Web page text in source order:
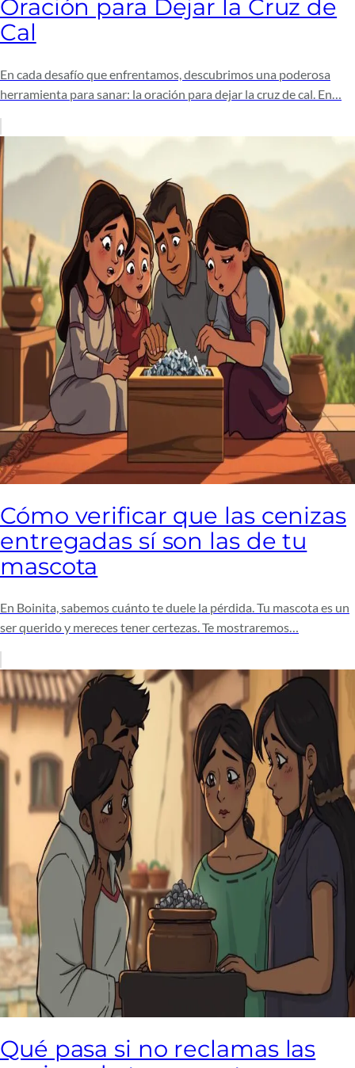
Oración para Dejar la Cruz de
Cal
En cada desafío que enfrentamos, descubrimos una poderosa
herramienta para sanar: la oración para dejar la cruz de cal. En…
Cómo verificar que las cenizas
entregadas sí son las de tu
mascota
En Boinita, sabemos cuánto te duele la pérdida. Tu mascota es un
ser querido y mereces tener certezas. Te mostraremos…
Qué pasa si no reclamas las